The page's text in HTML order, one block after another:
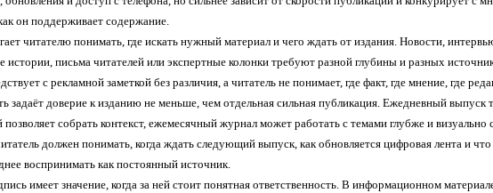
он поддерживает содержание.
читателю понимать, где искать нужный материал и чего ждать от издания. Новости,
истории, письма читателей или экспертные колонки требуют разной глубины и разных
с рекламной заметкой без различия, а читатель не понимает, где факт, где мнение, где
задаёт доверие к изданию не меньше, чем отдельная сильная публикация. Ежедневный выпуск
собрать контекст, ежемесячный журнал может работать с темами глубже и визуально
должен понимать, когда ждать следующий выпуск, как обновляется цифровая лента и
воспринимать как постоянный источник.
имеет значение, когда за ней стоит понятная ответственность. В информационном